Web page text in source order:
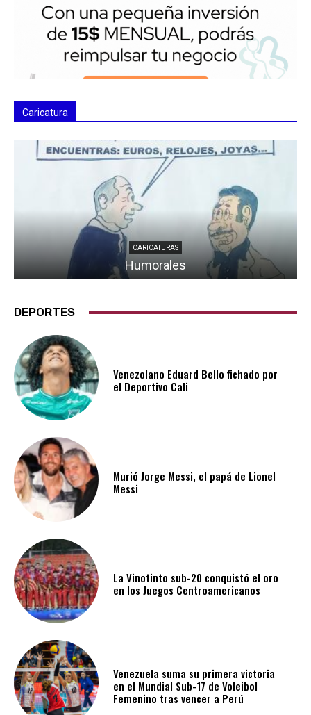
Caricatura
CARICATURAS
Humorales
DEPORTES
Venezolano Eduard Bello fichado por
el Deportivo Cali
Murió Jorge Messi, el papá de Lionel
Messi
La Vinotinto sub-20 conquistó el oro
en los Juegos Centroamericanos
Venezuela suma su primera victoria
en el Mundial Sub-17 de Voleibol
Femenino tras vencer a Perú